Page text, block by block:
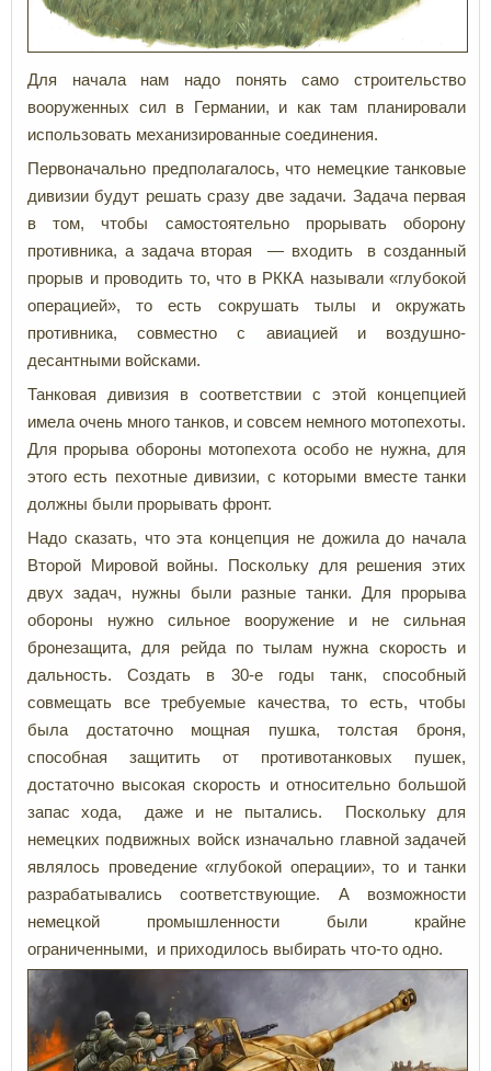
Для начала нам надо понять само строительство
вооруженных сил в Германии, и как там планировали
использовать механизированные соединения.
Первоначально предполагалось, что немецкие танковые
дивизии будут решать сразу две задачи. Задача первая
в том, чтобы самостоятельно прорывать оборону
противника, а задача вторая — входить в созданный
прорыв и проводить то, что в РККА называли «глубокой
операцией», то есть сокрушать тылы и окружать
противника, совместно с авиацией и воздушно-
десантными войсками.
Танковая дивизия в соответствии с этой концепцией
имела очень много танков, и совсем немного мотопехоты.
Для прорыва обороны мотопехота особо не нужна, для
этого есть пехотные дивизии, с которыми вместе танки
должны были прорывать фронт.
Надо сказать, что эта концепция не дожила до начала
Второй Мировой войны. Поскольку для решения этих
двух задач, нужны были разные танки. Для прорыва
обороны нужно сильное вооружение и не сильная
бронезащита, для рейда по тылам нужна скорость и
дальность. Создать в 30-е годы танк, способный
совмещать все требуемые качества, то есть, чтобы
была достаточно мощная пушка, толстая броня,
способная защитить от противотанковых пушек,
достаточно высокая скорость и относительно большой
запас хода, даже и не пытались. Поскольку для
немецких подвижных войск изначально главной задачей
являлось проведение «глубокой операции», то и танки
разрабатывались соответствующие. А возможности
немецкой промышленности были крайне
ограниченными, и приходилось выбирать что-то одно.